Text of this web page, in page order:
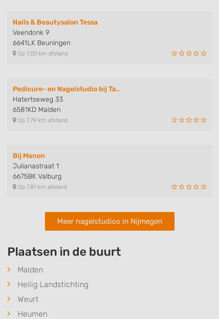
Nails & Beautysalon Tessa
Veendonk 9
6641LK Beuningen
Op 7,00 km afstand
Pedicure- en Nagelstudio bij Ta..
Hatertseweg 33
6581KD Malden
Op 7,79 km afstand
Bij Manon
Julianastraat 1
6675BK Valburg
Op 7,81 km afstand
Meer nagelstudios in Nijmegen
Plaatsen in de buurt
Malden
Heilig Landstichting
Weurt
Heumen
or combinations of data from different
sources
Develop and improve services
IAB Special Features:
Use precise geolocation data
Identify devices based on information
Necessary
Performance